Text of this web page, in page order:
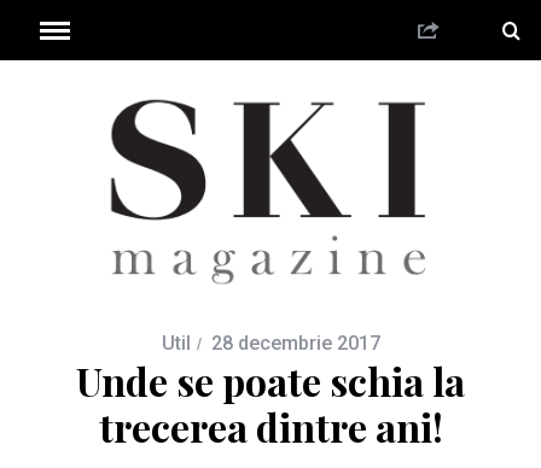
Util 28 decembrie 2017
Unde se poate schia la
trecerea dintre ani!